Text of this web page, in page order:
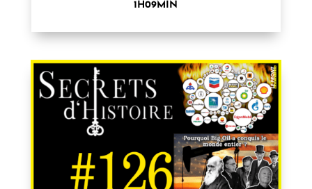
1H09MIN